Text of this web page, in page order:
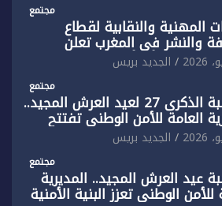
مجتمع
المهنية والنقابية لقطاع
والنشر في المغرب تعلن
لـ”أي أجندة انتخابية
على مقاس سياسي ومصلحي
الجديد بريس
مجتمع
بمناسبة الذكرى 27 لعيد العرش المجيد..
العامة للأمن الوطني تفتتح
لفرقة الشرطة السياحية
الجديد بريس
مجتمع
عيد العرش المجيد.. المديرية
للأمن الوطني تعزز البنية الأمنية